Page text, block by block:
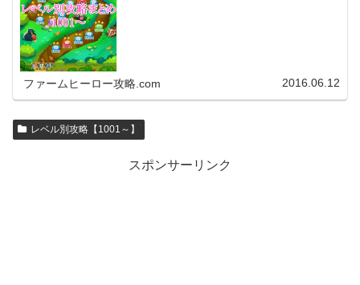
ファームヒーロー攻略.com 2016.06.12
レベル別攻略【1001～】
スポンサーリンク